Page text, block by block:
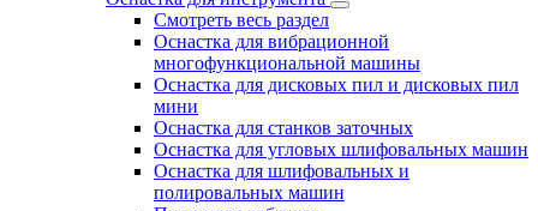
Смотреть весь раздел
Оснастка для вибрационной
многофункциональной машины
Оснастка для дисковых пил и дисковых пил
мини
Оснастка для станков заточных
Оснастка для угловых шлифовальных машин
Оснастка для шлифовальных и
полировальных машин